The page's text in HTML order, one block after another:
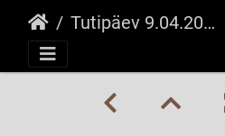
Tutipäev 9.04.2026